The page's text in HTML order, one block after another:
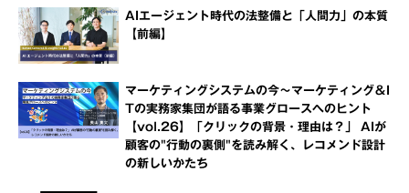
AIエージェント時代の法整備と「人間力」の本質
【前編】
マーケティングシステムの今～マーケティング＆I
Tの実務家集団が語る事業グロースへのヒント
【vol.26】「クリックの背景・理由は？」 AIが
顧客の"行動の裏側"を読み解く、レコメンド設計
の新しいかたち